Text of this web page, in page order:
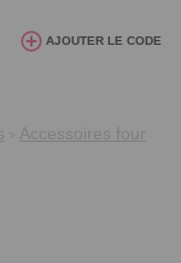
AJOUTER LE CODE
Accessoires four